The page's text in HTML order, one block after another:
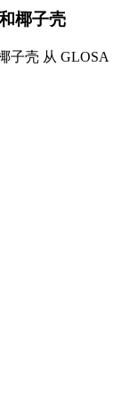
椰子壳
子壳 从 GLOSA